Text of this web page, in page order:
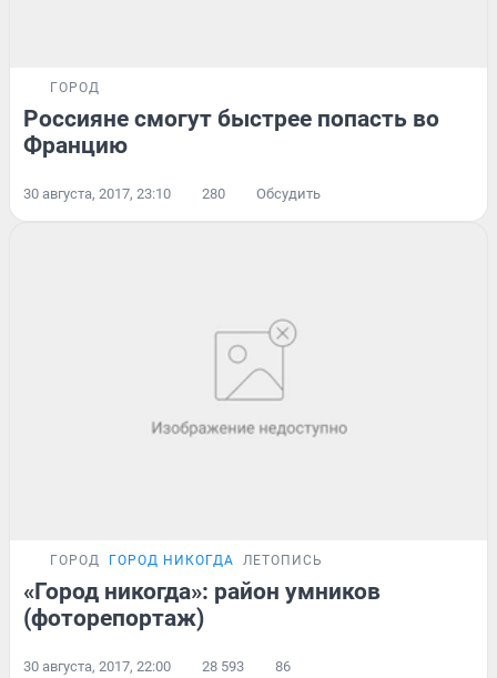
ГОРОД
Россияне смогут быстрее попасть во
Францию
30 августа, 2017, 23:10 280 Обсудить
ГОРОД ГОРОД НИКОГДА ЛЕТОПИСЬ
«Город никогда»: район умников
(фоторепортаж)
30 августа, 2017, 22:00 28 593 86